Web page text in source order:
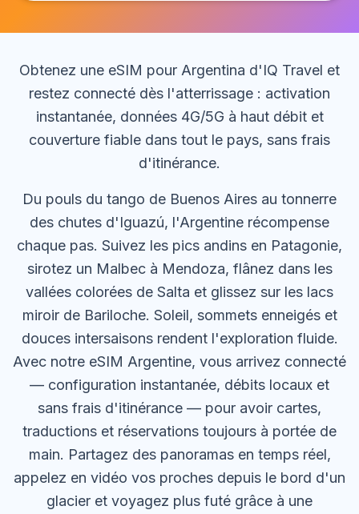
Obtenez une eSIM pour Argentina d'IQ Travel et
restez connecté dès l'atterrissage : activation
instantanée, données 4G/5G à haut débit et
couverture fiable dans tout le pays, sans frais
d'itinérance.
Du pouls du tango de Buenos Aires au tonnerre
des chutes d'Iguazú, l'Argentine récompense
chaque pas. Suivez les pics andins en Patagonie,
sirotez un Malbec à Mendoza, flânez dans les
vallées colorées de Salta et glissez sur les lacs
miroir de Bariloche. Soleil, sommets enneigés et
douces intersaisons rendent l'exploration fluide.
Avec notre eSIM Argentine, vous arrivez connecté
— configuration instantanée, débits locaux et
sans frais d'itinérance — pour avoir cartes,
traductions et réservations toujours à portée de
main. Partagez des panoramas en temps réel,
appelez en vidéo vos proches depuis le bord d'un
glacier et voyagez plus futé grâce à une